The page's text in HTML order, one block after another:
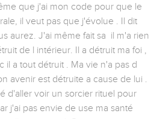
que j'ai mon code pour que le
il veut pas que j'évolue . Il dit
aurez. J'ai même fait sa  il m'a rien
de l intérieur. Il a détruit ma foi ,
il a tout détruit . Ma vie n'a pas d
avenir est détruite a cause de lui .
d'aller voir un sorcier rituel pour
j'ai pas envie de use ma santé